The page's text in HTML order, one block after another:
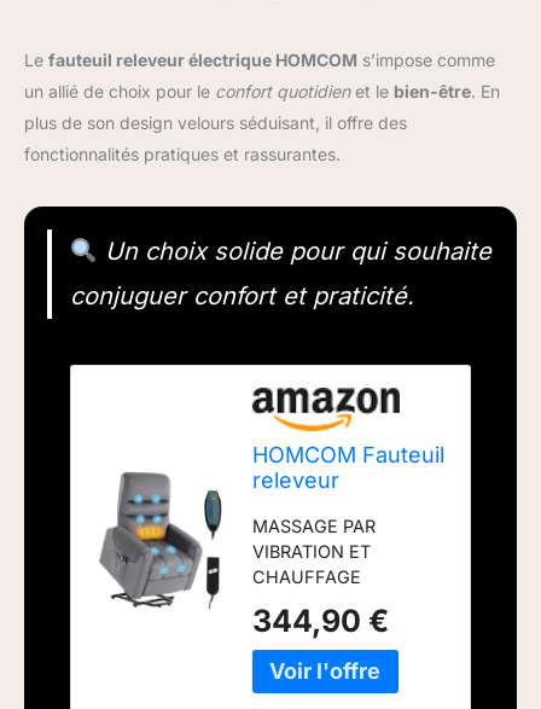
Le fauteuil releveur électrique HOMCOM s’impose comme
un allié de choix pour le confort quotidienet le bien-être. En
plus de son design velours séduisant, il offre des
fonctionnalités pratiques et rassurantes.
Un choix solide pour qui souhaite
conjuguer confort et praticité.
HOMCOM Fauteuil
releveur
Massage Vibration
Chaleur Gris foncé
MASSAGE PAR
VIBRATION ET
CHAUFFAGE
inclinable électrique est
équipé de huit points
de massage par
344,90 €